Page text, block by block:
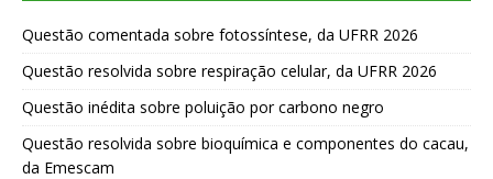
Questão comentada sobre fotossíntese, da UFRR 2026
Questão resolvida sobre respiração celular, da UFRR 2026
Questão inédita sobre poluição por carbono negro
Questão resolvida sobre bioquímica e componentes do cacau,
da Emescam